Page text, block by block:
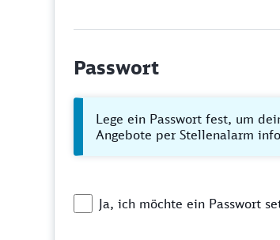
Passwort
Lege ein Passwort fest, um
Angebote per Stellenalarm
Ja, ich möchte ein Passwort